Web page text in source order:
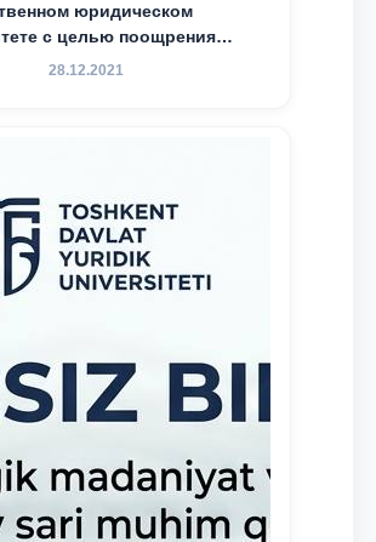
юридическом
с целью поощрения
активных и
28.12.2021